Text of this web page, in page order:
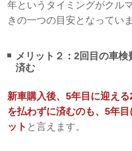
年というタイミングがクル
きの一つの目安となっていま
メリット２：2回目の車
済む
新車購入後、5年目に迎え
を払わずに済むのも、5年
ット と言えます。